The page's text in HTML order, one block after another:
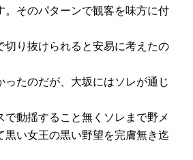
。そのパターンで観客を味方に付
切り抜けられると安易に考えたの
ったのだが、大坂にはソレが通じ
で動揺すること無くソレまで野メ
黒い女王の黒い野望を完膚無き迄